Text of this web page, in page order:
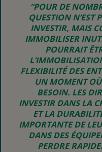
“POUR DE
QUESTION N’EST
INVESTIR, MAIS
IMMOBILISER
POURRAIT
FLEXIBILITÉ DES
UN MOMENT
BESOIN. LES
INVESTIR DANS LA
ET LA
IMPORTANTE DE
DANS DES
PERDRE